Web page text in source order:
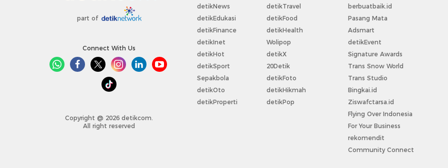
part of
Connect With Us
Copyright @ 2026 detikcom.
All right reserved
detikNews
detikEdukasi
detikFinance
detikInet
detikHot
detikSport
Sepakbola
detikOto
detikProperti
detikTravel
detikFood
detikHealth
Wolipop
detikX
20Detik
detikFoto
detikHikmah
detikPop
berbuatbaik.id
Pasang Mata
Adsmart
detikEvent
Signature Awards
Trans Snow World
Trans Studio
Bingkai.id
Ziswafctarsa.id
Flying Over Indonesia
For Your Business
rekomendit
Community Connect